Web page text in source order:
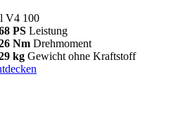
V4 100
PS Leistung
Nm Drehmoment
kg Gewicht ohne Kraftstoff